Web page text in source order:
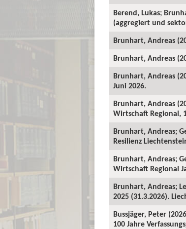
Berend, Lukas;
(aggregiert und
Brunhart, Andreas
Brunhart, Andreas
Brunhart, Andreas
Juni 2026.
Brunhart, Andreas
Wirtschaft Regional,
Brunhart, Andreas;
Resilienz
Brunhart, Andreas;
Wirtschaft Regional
Brunhart, Andreas;
2025 (31.3.2026).
Bussjäger, Peter
100 Jahre